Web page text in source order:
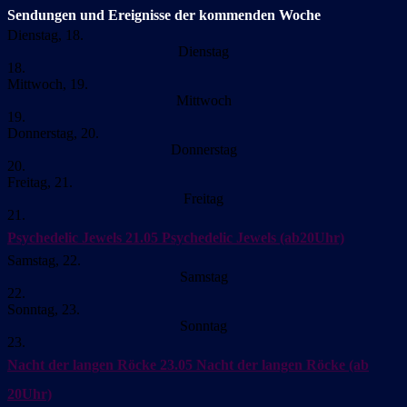
Sendungen und Ereignisse der kommenden Woche
Dienstag, 18.
Dienstag
18.
Mittwoch, 19.
Mittwoch
19.
Donnerstag, 20.
Donnerstag
20.
Freitag, 21.
Freitag
21.
Psychedelic Jewels 21.05 Psychedelic Jewels (ab20Uhr)
Samstag, 22.
Samstag
22.
Sonntag, 23.
Sonntag
23.
Nacht der langen Röcke 23.05 Nacht der langen Röcke (ab
20Uhr)